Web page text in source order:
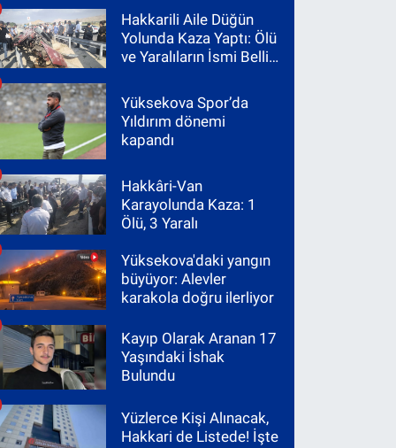
Hakkarili Aile Düğün
Yolunda Kaza Yaptı: Ölü
ve Yaralıların İsmi Belli
Yüksekova Spor’da
Yıldırım dönemi
kapandı
Hakkâri-Van
Karayolunda Kaza: 1
Ölü, 3 Yaralı
Yüksekova'daki yangın
büyüyor: Alevler
karakola doğru ilerliyor
Kayıp Olarak Aranan 17
Yaşındaki İshak
Bulundu
Yüzlerce Kişi Alınacak,
Hakkari de Listede! İşte